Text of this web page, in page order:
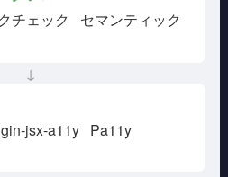
チェック
セマンティック
↓
jsx-a11y Pa11y